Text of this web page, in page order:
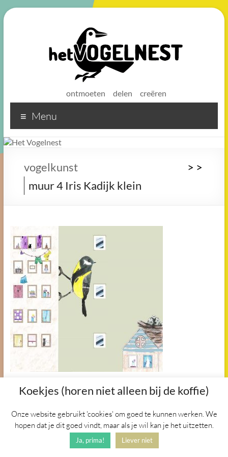
ontmoeten delen creëren
Het
Vogelnest
koffie
Menu
>
vogelkunst
>
muur 4 Iris Kadijk klein
Copyright © 2026Het Vogelnest. Alle
rechten voorbehouden. Thema
door ThemeGrill.
WordPress.
Koekjes (horen niet alleen bij de koffie)
Onze website gebruikt 'cookies' om goed te kunnen werken. We
hopen dat je dit goed vindt, maar als je wil kan je het uitzetten.
Ja, prima! Liever niet